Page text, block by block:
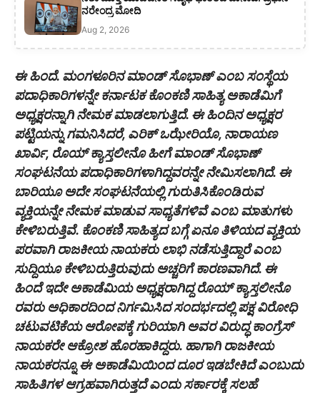
ನರೇಂದ್ರ ಮೋದಿ
Aug 2, 2026
ಈ ಹಿಂದೆ. ಮಂಗಳೂರಿನ ಮಾಂಡ್ ಸೊಭಾಣ್ ಎಂಬ ಸಂಸ್ಥೆಯ
ಪದಾಧಿಕಾರಿಗಳನ್ನೇ ಕರ್ನಾಟಕ ಕೊಂಕಣಿ ಸಾಹಿತ್ಯ ಅಕಾಡೆಮಿಗೆ
ಅಧ್ಯಕ್ಷರನ್ನಾಗಿ ನೇಮಕ ಮಾಡಲಾಗುತ್ತಿದೆ. ಈ ಹಿಂದಿನ ಅಧ್ಯಕ್ಷರ
ಪಟ್ಟಿಯನ್ನು ಗಮನಿಸಿದರೆ, ಎರಿಕ್ ಒಝೇರಿಯೊ, ನಾರಾಯಣ
ಖಾರ್ವಿ, ರೊಯ್ ಕ್ಯಾಸ್ತಲೀನೊ ಹೀಗೆ ಮಾಂಡ್ ಸೊಭಾಣ್
ಸಂಘಟನೆಯ ಪದಾಧಿಕಾರಿಗಳಾಗಿದ್ದವರನ್ನೇ ನೇಮಿಸಲಾಗಿದೆ. ಈ
ಬಾರಿಯೂ ಅದೇ ಸಂಘಟನೆಯಲ್ಲಿ ಗುರುತಿಸಿಕೊಂಡಿರುವ
ವ್ಯಕ್ತಿಯನ್ನೇ ನೇಮಕ ಮಾಡುವ ಸಾಧ್ಯತೆಗಳಿವೆ ಎಂಬ ಮಾತುಗಳು
ಕೇಳಿಬರುತ್ತಿವೆ. ಕೊಂಕಣಿ ಸಾಹಿತ್ಯದ ಬಗ್ಗೆ ಏನೂ ತಿಳಿಯದ ವ್ಯಕ್ತಿಯ
ಪರವಾಗಿ ರಾಜಕೀಯ ನಾಯಕರು ಲಾಭಿ ನಡೆಸುತ್ತಿದ್ದಾರೆ ಎಂಬ
ಸುದ್ದಿಯೂ ಕೇಳಿಬರುತ್ತಿರುವುದು ಅಚ್ಚರಿಗೆ ಕಾರಣವಾಗಿದೆ. ಈ
ಹಿಂದೆ ಇದೇ ಅಕಾಡೆಮಿಯ ಅಧ್ಯಕ್ಷರಾಗಿದ್ದ ರೊಯ್ ಕ್ಯಾಸ್ತಲೀನೊ
ರವರು ಅಧಿಕಾರದಿಂದ ನಿರ್ಗಮಿಸಿದ ಸಂದರ್ಭದಲ್ಲಿ ಪಕ್ಷ ವಿರೋಧಿ
ಚಟುವಟಿಕೆಯ ಆರೋಪಕ್ಕೆ ಗುರಿಯಾಗಿ ಅವರ ವಿರುದ್ಧ ಕಾಂಗ್ರೆಸ್
ನಾಯಕರೇ ಆಕ್ರೋಶ ಹೊರಹಾಕಿದ್ದರು. ಹಾಗಾಗಿ ರಾಜಕೀಯ
ನಾಯಕರನ್ನೂ ಈ ಅಕಾಡೆಮಿಯಿಂದ ದೂರ ಇಡಬೇಕಿದೆ ಎಂಬುದು
ಸಾಹಿತಿಗಳ ಆಗ್ರಹವಾಗಿರುತ್ತದೆ ಎಂದು ಸರ್ಕಾರಕ್ಕೆ ಸಲಹೆ